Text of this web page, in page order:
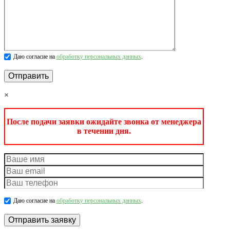
Даю согласие на обработку персональных данных.
×
После подачи заявки ожидайте звонка от менеджера
в течении дня.
Даю согласие на обработку персональных данных.